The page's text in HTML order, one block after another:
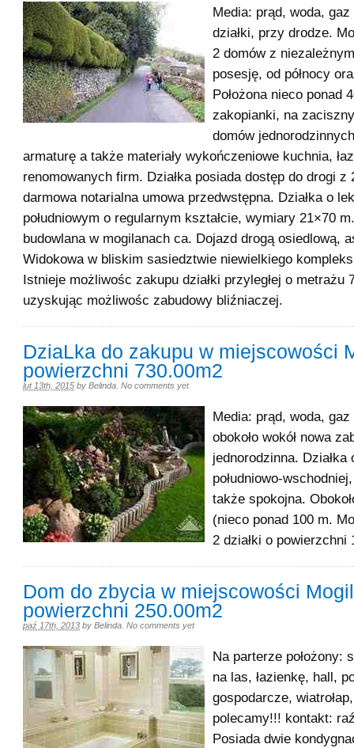
Media: prąd, woda,
działki, przy drodze.
2 domów z
posesję, od północy
Położona nieco ponad
zakopianki, na
domów
armaturę a także materiały wykończeniowe kuchnia,
renomowanych firm. Działka posiada dostęp do drogi z
darmowa notarialna umowa przedwstępna. Działka o
południowym o regularnym kształcie, wymiary 21×70
budowlana w mogilanach ca. Dojazd drogą osiedlową,
Widokowa w bliskim sasiedztwie niewielkiego
Istnieje możliwośc zakupu działki przyległej o metrażu
uzyskując możliwośc zabudowy bliźniaczej.
DziaLka do zakupu w miejscowości
powierzchni 730.00m2
lut 13th, 2015 by Belinda No comments yet
Media: prąd, woda, gaz
obokoło wokół nowa
jednorodzinna. Działka
południowo-
także spokojna.
(nieco ponad 100 m.
2 działki o powierzchni
Dom do zbycia w miejscowości
powierzchni 250.00m2
paź 17th, 2013 by Belinda No comments yet
Na parterze położony:
na las, łazienkę, hall,
gospodarcze,
polecamy!!! kontakt:
Posiada dwie